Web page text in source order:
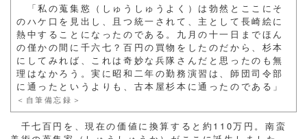
「私の蒐集慾（しゅうしゅうよく）は勃然とここにそ
のハケ口を見出し、且つ統一されて、主として長崎絵に
熱中することになったのである。九月の十一日までほん
の僅かの間に千六七？百円の買物をしたのだから、杉本
にしてみれば、これは奇妙な兵隊さんだと思ったのも無
理はなかろう。実に昭和二年の勤務演習は、師団司令部
に通ったというよりも、古本屋杉本に通ったのである」
＜自筆備忘録＞
千七百円を、現在の価値に換算すると約110万円。南蛮